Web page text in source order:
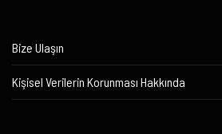
Bize Ulaşın
Kişisel Verilerin Korunması Hakkında